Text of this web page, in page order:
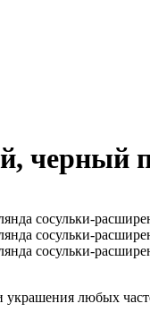
черный
любых